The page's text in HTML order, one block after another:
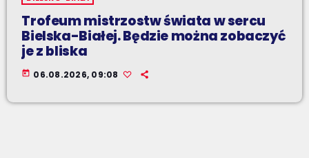
Trofeum mistrzostw świata w sercu
Bielska-Białej. Będzie można zobaczyć
je z bliska
today 06.08.2026, 09:08